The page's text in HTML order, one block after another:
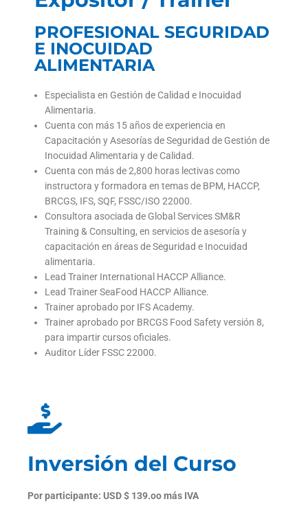
PROFESIONAL SEGURIDAD
E INOCUIDAD
ALIMENTARIA
Especialista en Gestión de Calidad e Inocuidad
Alimentaria.
Cuenta con más 15 años de experiencia en
Capacitación y Asesorías de Seguridad de Gestión de
Inocuidad Alimentaria y de Calidad.
Cuenta con más de 2,800 horas lectivas como
instructora y formadora en temas de BPM, HACCP,
BRCGS, IFS, SQF, FSSC/ISO 22000.
Consultora asociada de Global Services SM&R
Training & Consulting, en servicios de asesoría y
capacitación en áreas de Seguridad e Inocuidad
alimentaria.
Lead Trainer International HACCP Alliance.
Lead Trainer SeaFood HACCP Alliance.
Trainer aprobado por IFS Academy.
Trainer aprobado por BRCGS Food Safety versión 8,
para impartir cursos oficiales.
Auditor Líder FSSC 22000.
Inversión del Curso
Por participante: USD $ 139.oo más IVA